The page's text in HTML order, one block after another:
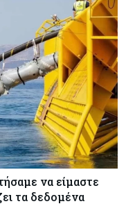
να είμαστε
τα δεδομένα